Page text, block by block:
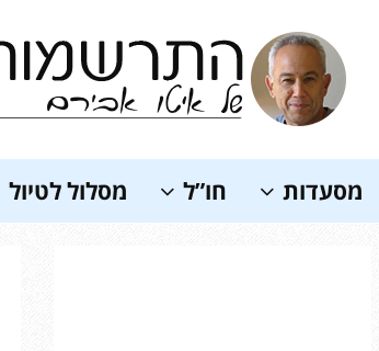
מסעדות חו”ל מסלול לטיול